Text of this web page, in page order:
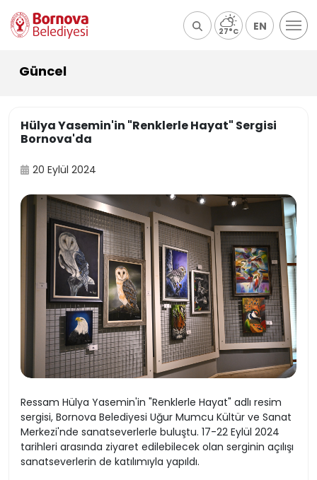
27°C EN
Güncel
Hülya Yasemin'in "Renklerle Hayat" Sergisi
Bornova'da
20 Eylül 2024
Ressam Hülya Yasemin'in "Renklerle Hayat" adlı resim
sergisi, Bornova Belediyesi Uğur Mumcu Kültür ve Sanat
Merkezi'nde sanatseverlerle buluştu. 17-22 Eylül 2024
tarihleri arasında ziyaret edilebilecek olan serginin açılışı
sanatseverlerin de katılımıyla yapıldı.